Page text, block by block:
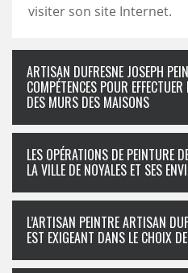
visiter son site Internet.
ARTISAN DUFRESNE JOSEPH
COMPÉTENCES POUR
DES MURS DES MAISONS
LES OPÉRATIONS DE PEINTURE
LA VILLE DE NOYALES ET SES
L’ARTISAN PEINTRE ARTISAN
EST EXIGEANT DANS LE CHOIX